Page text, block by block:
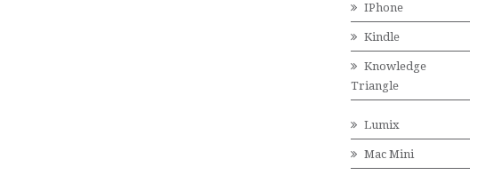
IPhone
Kindle
Knowledge
Triangle
Lumix
Mac Mini